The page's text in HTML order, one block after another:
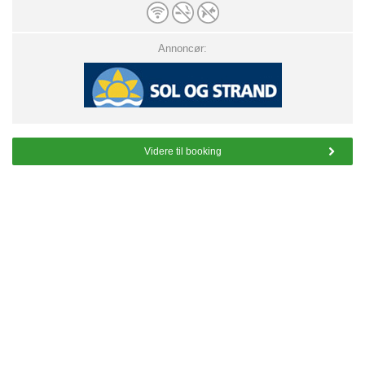
Annoncør:
Videre til booking